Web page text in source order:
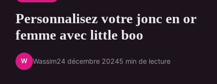
Personnalisez votre jonc en or
femme avec little boo
W Wassim24 décembre 20245 min de lecture